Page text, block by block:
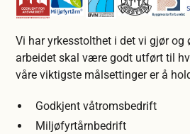
Vi har yrkesstolthet i det vi gjør og
arbeidet skal være godt utført til
våre viktigste målsettinger er å
Godkjent våtromsbedrift
Miljøfyrtårnbedrift